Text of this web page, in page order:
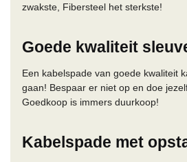
zwakste, Fibersteel het sterkste!
Goede kwaliteit
Een kabelspade van goede kwaliteit
gaan! Bespaar er niet op en doe
Goedkoop is immers duurkoop!
Kabelspade met